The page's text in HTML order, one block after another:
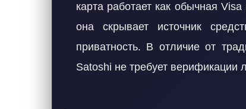
карта работает как обычная
она скрывает источник
приватность. В отличие от
Satoshi не требует верификации